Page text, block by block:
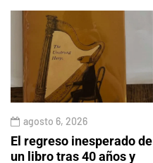
agosto 6, 2026
El regreso inesperado de
un libro tras 40 años y